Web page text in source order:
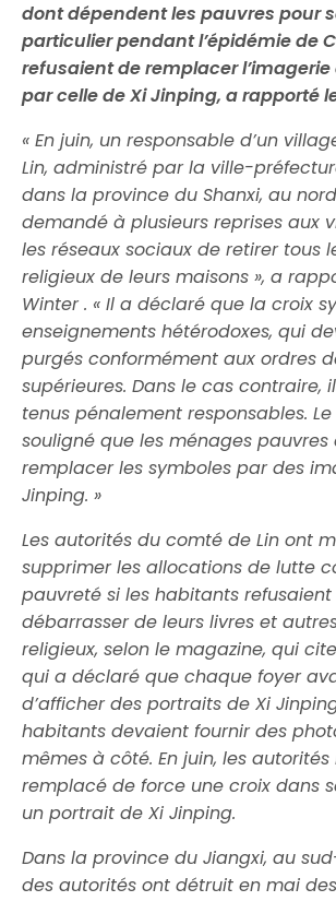
dont dépendent les pauvres pour
particulier pendant l’épidémie de
refusaient de remplacer
par celle de Xi Jinping, a rapporté
« En juin, un responsable d’un
Lin, administré par la ville-
dans la province du Shanxi, au
demandé à plusieurs reprises aux
les réseaux sociaux de retirer tous
religieux de leurs maisons », a
Winter . « Il a déclaré que la croix
enseignements hétérodoxes, qui
purgés conformément aux ordres
supérieures. Dans le cas contraire,
tenus pénalement responsables.
souligné que les ménages
remplacer les symboles par des
Jinping. »
Les autorités du comté de Lin ont
supprimer les allocations de lutte
pauvreté si les habitants refusaient
débarrasser de leurs livres et
religieux, selon le magazine, qui
qui a déclaré que chaque foyer
d’afficher des portraits de Xi
habitants devaient fournir des
mêmes à côté. En juin, les
remplacé de force une croix dans
un portrait de Xi Jinping.
Dans la province du Jiangxi, au
des autorités ont détruit en mai